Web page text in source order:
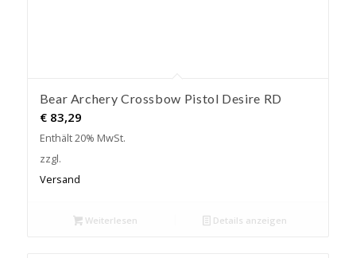
Bear Archery Crossbow Pistol Desire RD
€83,29
Enthält 20% MwSt.
zzgl.
Versand
Weiterlesen Details anzeigen